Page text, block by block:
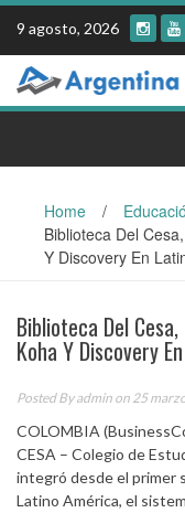
Skip
content
9 agosto, 2026
Home /
Biblioteca Del
Y Discovery En
Biblioteca Del
Koha Y Discovery
Posted Byadmin on 25
COLOMBIA
CESA – Colegio de
integró desde el primer
Latino América, el